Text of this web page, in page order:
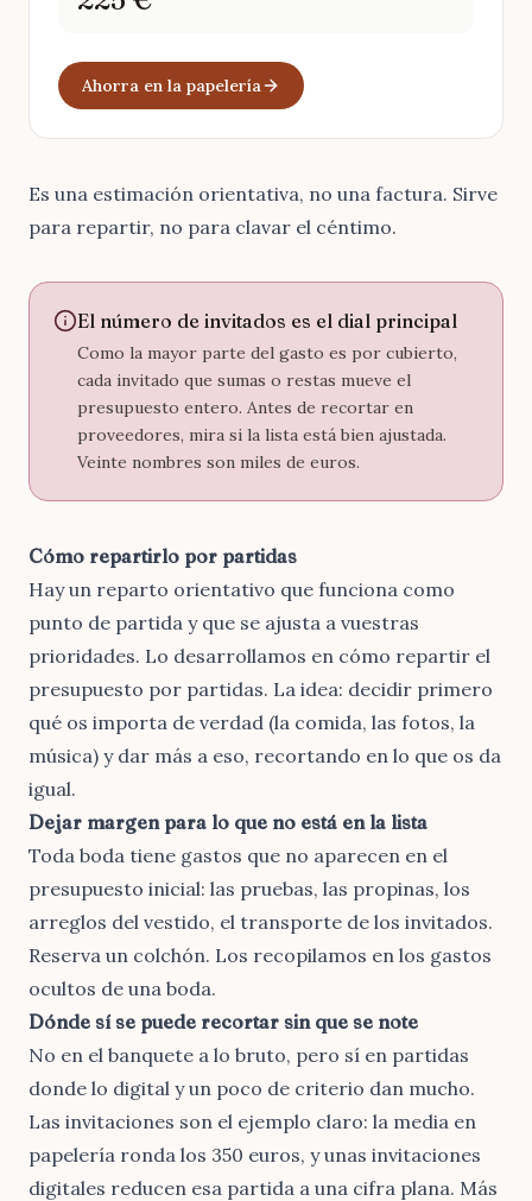
Ahorra en la papelería
Es una estimación orientativa, no una factura. Sirve
para repartir, no para clavar el céntimo.
El número de invitados es el dial principal
Como la mayor parte del gasto es por cubierto,
cada invitado que sumas o restas mueve el
presupuesto entero. Antes de recortar en
proveedores, mira si la lista está bien ajustada.
Veinte nombres son miles de euros.
Cómo repartirlo por partidas
Hay un reparto orientativo que funciona como
punto de partida y que se ajusta a vuestras
prioridades. Lo desarrollamos en cómo repartir el
presupuesto por partidas. La idea: decidir primero
qué os importa de verdad (la comida, las fotos, la
música) y dar más a eso, recortando en lo que os da
igual.
Dejar margen para lo que no está en la lista
Toda boda tiene gastos que no aparecen en el
presupuesto inicial: las pruebas, las propinas, los
arreglos del vestido, el transporte de los invitados.
Reserva un colchón. Los recopilamos en los gastos
ocultos de una boda.
Dónde sí se puede recortar sin que se note
No en el banquete a lo bruto, pero sí en partidas
donde lo digital y un poco de criterio dan mucho.
Las invitaciones son el ejemplo claro: la media en
papelería ronda los 350 euros, y unas invitaciones
digitales reducen esa partida a una cifra plana. Más